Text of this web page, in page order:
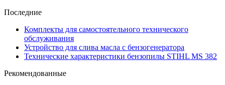
Последние
Комплекты для самостоятельного технического
обслуживания
Устройство для слива масла с бензогенератора
Технические характеристики бензопилы STIHL MS 382
Рекомендованные